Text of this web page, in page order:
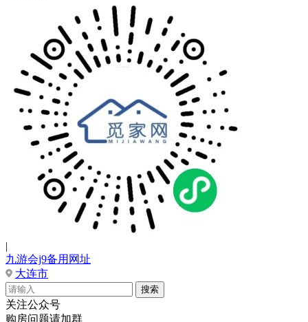
|
九游会j9备用网址
大连市
关注公众号
购房问题请加群